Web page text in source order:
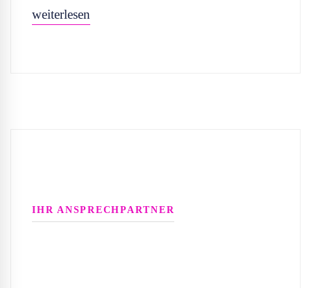
weiterlesen
IHR ANSPRECHPARTNER